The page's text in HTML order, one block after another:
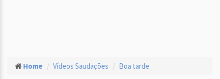
Home Vídeos Saudações Boa tarde